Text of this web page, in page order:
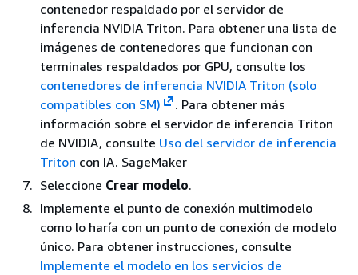
contenedor respaldado por el servidor de
inferencia NVIDIA Triton. Para obtener una lista de
imágenes de contenedores que funcionan con
terminales respaldados por GPU, consulte los
contenedores de inferencia NVIDIA Triton (solo
compatibles con SM)
. Para obtener más
información sobre el servidor de inferencia Triton
de NVIDIA, consulte Uso del servidor de inferencia
Triton con IA. SageMaker
Seleccione Crear modelo.
Implemente el punto de conexión multimodelo
como lo haría con un punto de conexión de modelo
único. Para obtener instrucciones, consulte
Implemente el modelo en los servicios de